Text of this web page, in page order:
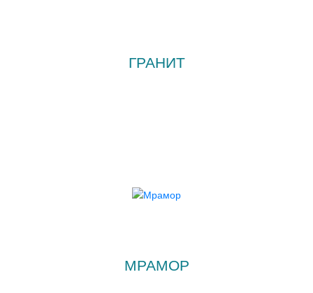
ГРАНИТ
МРАМОР